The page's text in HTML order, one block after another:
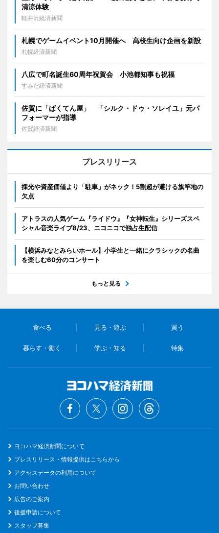
清涼体験
軽井沢経済新聞
札幌でゲームイベント10月開催へ 高校生向け企画を新設
札幌経済新聞
八広で町名誕生60周年祝賀会 小池都知事も祝福
すみだ経済新聞
佐賀に「ばくてん屋」 「シルク・ドゥ・ソレイユ」元パ
フォーマーが指導
佐賀経済新聞
プレスリリース
採光や資産価値より「駐車」がネック！5割超が避ける旗竿地の
欠点
アトラスの人気ゲーム『ライドウ』『女神転生』シリーズスペ
シャル音楽ライブ8/23、ニコニコで独占生配信
【横浜みなとみらいホール】小学生と一緒にクラシックの名曲
を楽しむ60分のコンサート
もっと見る
食べる 見る・遊ぶ 買う
暮らす・働く 学ぶ・知る 特集
ヨコハマ経済新聞について
プレスリリース・情報提供はこちらから
アクセスデータの利用について
お問い合わせ
広告のご案内
後援申請について
スタッフ募集